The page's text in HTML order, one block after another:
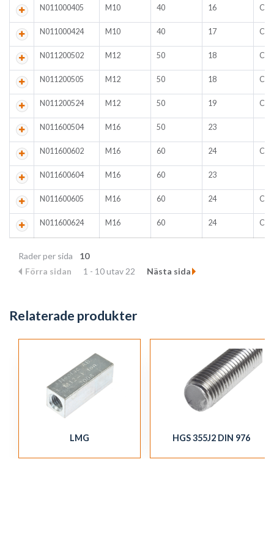
N011000405 M10 40 16 CE
N011000424 M10 40 17 CE
N011200502 M12 50 18 CE
N011200505 M12 50 18 CE
N011200524 M12 50 19 CE
N011600504 M16 50 23
N011600602 M16 60 24 CE
N011600604 M16 60 23
N011600605 M16 60 24 CE
N011600624 M16 60 24 CE
Rader per sida
10
Förra sidan
1 - 10 utav 22 Nästa sida
Relaterade produkter
LMG HGS 355J2 DIN 976